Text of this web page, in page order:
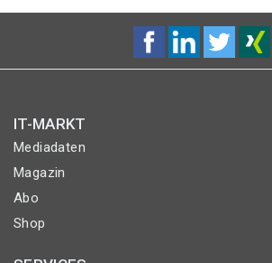
IT-MARKT
Mediadaten
Magazin
Abo
Shop